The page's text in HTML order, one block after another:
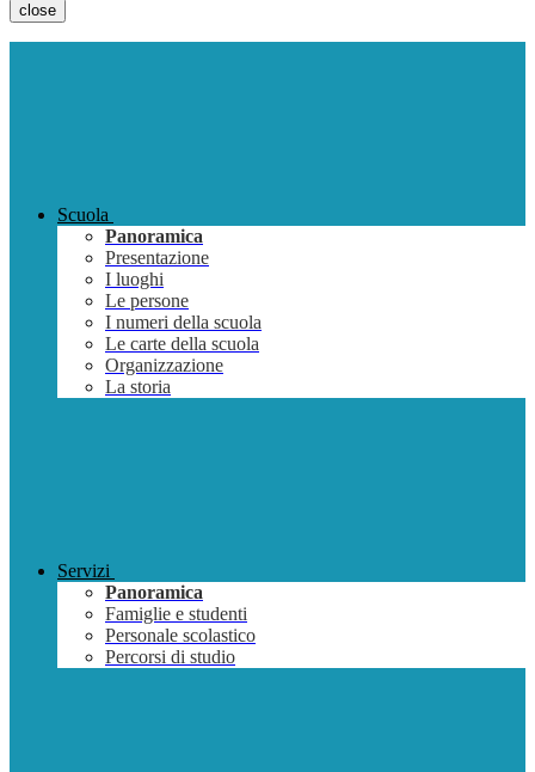
close
Scuola
Panoramica
Presentazione
I luoghi
Le persone
I numeri della scuola
Le carte della scuola
Organizzazione
La storia
Servizi
Panoramica
Famiglie e studenti
Personale scolastico
Percorsi di studio